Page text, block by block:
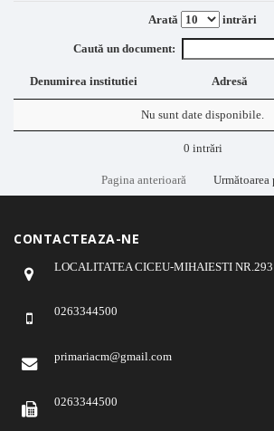
Arată intrări
Caută un document:
Denumirea institutiei Adresă
Nu sunt date disponibile.
0 intrări
Pagina anterioară Următoarea
CONTACTEAZA-NE
LOCALITATEA CICEU-MIHAIESTI NR.293
0263344500
primariacm@gmail.com
0263344500